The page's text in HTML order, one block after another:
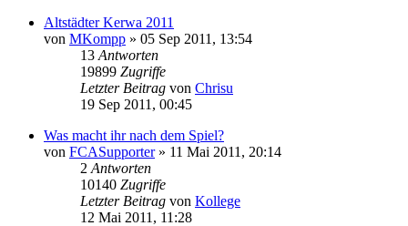
Altstädter Kerwa 2011
von MKompp » 05 Sep 2011, 13:54
13 Antworten
19899 Zugriffe
Letzter Beitrag von Chrisu
19 Sep 2011, 00:45
Was macht ihr nach dem Spiel?
von FCASupporter» 11 Mai 2011, 20:14
2 Antworten
10140 Zugriffe
Letzter Beitrag von Kollege
12 Mai 2011, 11:28